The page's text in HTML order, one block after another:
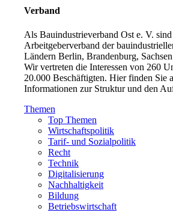
Verband
Als Bauindustrieverband Ost e. V.
Arbeitgeberverband der
Ländern Berlin, Brandenburg,
Wir vertreten die Interessen von 260
20.000 Beschäftigten. Hier finden Sie
Informationen zur Struktur und den
Themen
Top Themen
Wirtschaftspolitik
Tarif- und Sozialpolitik
Recht
Technik
Digitalisierung
Nachhaltigkeit
Bildung
Betriebswirtschaft